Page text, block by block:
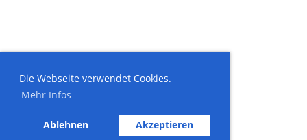
Die Webseite verwendet Cookies.
Mehr Infos
Ablehnen Akzeptieren